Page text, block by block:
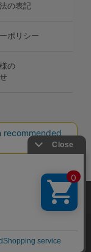
の表記
ポリシー
の
情報などの取得およ
たします。詳細に